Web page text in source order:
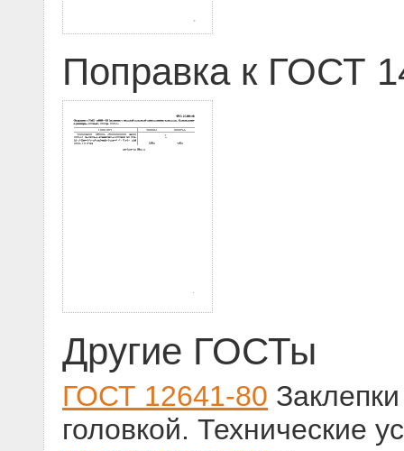
Поправка к ГОСТ
Другие ГОСТы
ГОСТ 12641-80
головкой. Технические